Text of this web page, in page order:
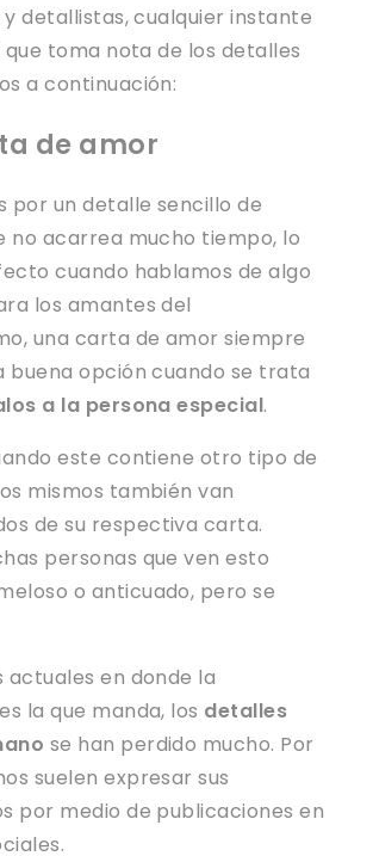
detallistas, cualquier instante
que toma nota de los detalles
a continuación:
de amor
por un detalle sencillo de
no acarrea mucho tiempo, lo
cuando hablamos de algo
los amantes del
una carta de amor siempre
buena opción cuando se trata
a la persona especial.
este contiene otro tipo de
mismos también van
de su respectiva carta.
personas que ven esto
o anticuado, pero se
actuales en donde la
la que manda, los detalles
se han perdido mucho. Por
suelen expresar sus
por medio de publicaciones en